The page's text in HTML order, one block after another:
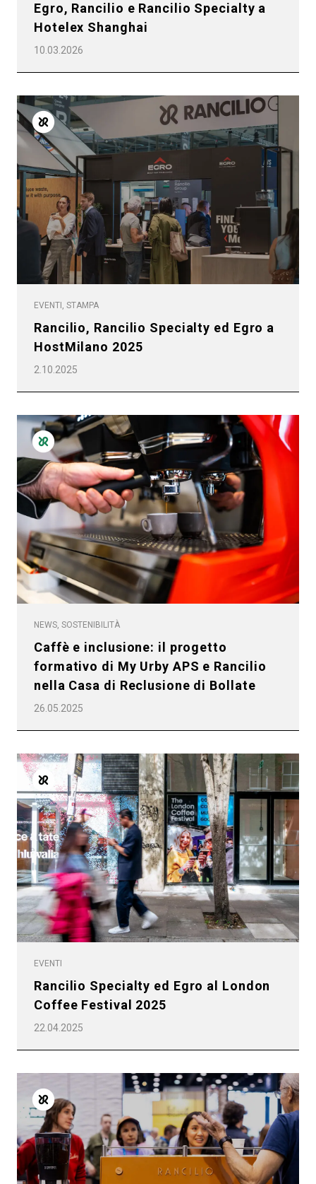
Egro, Rancilio e Rancilio Specialty a
Hotelex Shanghai
10.03.2026
EVENTI, STAMPA
Rancilio, Rancilio Specialty ed Egro a
HostMilano 2025
2.10.2025
NEWS, SOSTENIBILITÀ
Caffè e inclusione: il progetto
formativo di My Urby APS e Rancilio
nella Casa di Reclusione di Bollate
26.05.2025
EVENTI
Rancilio Specialty ed Egro al London
Coffee Festival 2025
22.04.2025